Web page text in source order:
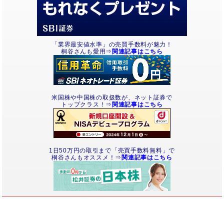
「業界最安値水準」の売買手数料が魅力！
桐谷さんも愛用⇒ 関連記事はこちら
米国株や中国株の取扱数が、ネット証券で
トップクラス！⇒ 関連記事はこちら
1日50万円の取引まで「売買手数料無料」で
桐谷さんもオススメ！⇒ 関連記事はこちら